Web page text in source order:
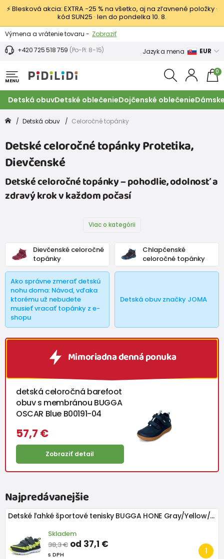
⚡ Blesková akcia: EXTRA −25 % na všetko, aj na zľavnené položky ·
kód SUN25 · len do pondelka 10. 8.
Výmena a vrátenie tovaru - Zobraziť
Zľava 3,80 EUR na prvý nákup - Podmienky
+420 725 518 759 (Po-Pi: 8-15) Jazyk a mena EUR
MENU
0
Detská obuvDetské oblečenieDojčenské oblečenie
Detská obuv Celoročné topánky
Detské celoročné topánky Protetika,
Dievčenské
Detské celoročné topánky – pohodlie, odolnosť a
zdravý krok v každom počasí
Viac o kategórii
Dievčenské celoročné
topánky
Chlapčenské
celoročné topánky
Ako správne zmerať detskú
nohu doma: Návod, vďaka
ktorému už nebudete
musieť vracať topánky z e-
shopu
Detská obuv značky JOMA
Mimoriadna denná ponuka
detská celoročná barefoot
obuv s membránou BUGGA
OSCAR Blue B00191-04
57,7 €
Zobraziť detail
Najpredávanejšie
Detské ľahké športové tenisky BUGGA HONE Gray/Yellow/Black
Skladem
38,3 € od 37,1 €
s DPH